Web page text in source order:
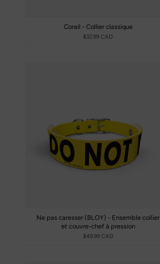
Corail - Collier classique
$32.99 CAD
Ne pas caresser (BLOY) - Ensemble collier
et couvre-chef à pression
$49.99 CAD